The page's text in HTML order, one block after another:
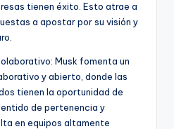
tienen éxito. Esto atrae a
a apostar por su visión y
Musk fomenta un
y abierto, donde las
tienen la oportunidad de
de pertenencia y
en equipos altamente